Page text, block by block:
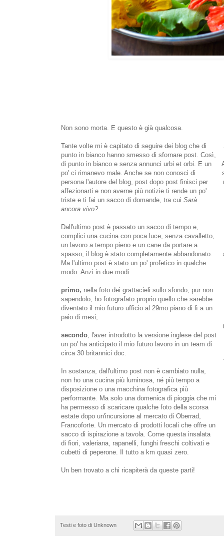
Non sono morta. E questo è già qualcosa.
Tante volte mi è capitato di seguire dei blog che di
punto in bianco hanno smesso di sfornare post. Così,
di punto in bianco e senza annunci urbi et orbi. E un
po' ci rimanevo male. Anche se non conosci di
persona l'autore del blog, post dopo post finisci per
affezionarti e non averne più notizie ti rende un po'
triste e ti fai un sacco di domande, tra cui Sarà
ancora vivo?
Dall'ultimo post è passato un sacco di tempo e,
complici una cucina con poca luce, senza cavalletto,
un lavoro a tempo pieno e un cane da portare a
spasso, il blog è stato completamente abbandonato.
Ma l'ultimo post è stato un po' profetico in qualche
modo. Anzi in due modi:
primo, nella foto dei grattacieli sullo sfondo, pur non
sapendolo, ho fotografato proprio quello che sarebbe
diventato il mio futuro ufficio al 29mo piano di lì a un
paio di mesi;
secondo , l'aver introdotto la versione inglese del post
un po' ha anticipato il mio futuro lavoro in un team di
circa 30 britannici doc.
In sostanza, dall'ultimo post non è cambiato nulla,
non ho una cucina più luminosa, né più tempo a
disposizione o una macchina fotografica più
performante. Ma solo una domenica di pioggia che mi
ha permesso di scaricare qualche foto della scorsa
estate dopo un'incursione al mercato di Oberrad,
Francoforte. Un mercato di prodotti locali che offre un
sacco di ispirazione a tavola. Come questa insalata
di fiori, valeriana, rapanelli, funghi freschi coltivati e
cubetti di peperone. Il tutto a km quasi zero.
Un ben trovato a chi ricapiterà da queste parti!
Testi e foto di Unknown